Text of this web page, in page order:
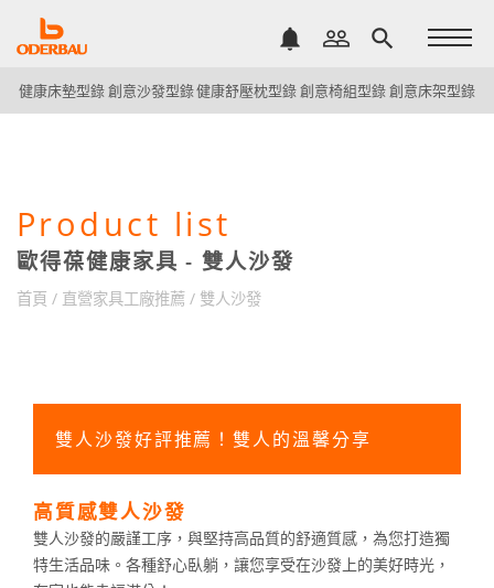
notifications people_outline search
健康床墊型錄創意沙發型錄健康舒壓枕型錄創意椅組型錄創意床架型錄
Product list
歐得葆健康家具 - 雙人沙發
首頁 / 直營家具工廠推薦 / 雙人沙發
雙人沙發好評推薦！雙人的溫馨分享
高質感雙人沙發
雙人沙發的嚴謹工序，與堅持高品質的舒適質感，為您打造獨
特生活品味。各種舒心臥躺，讓您享受在沙發上的美好時光，